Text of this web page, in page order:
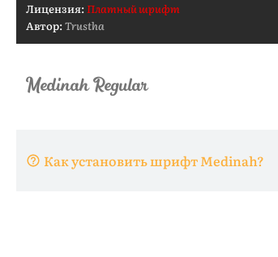
Лицензия:Платный шрифт
Автор:Trustha
Как установить шрифт Medinah?